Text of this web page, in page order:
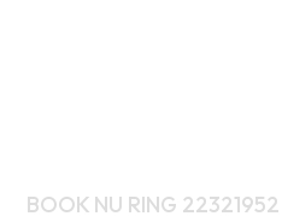
BOOK NU RING 22321952